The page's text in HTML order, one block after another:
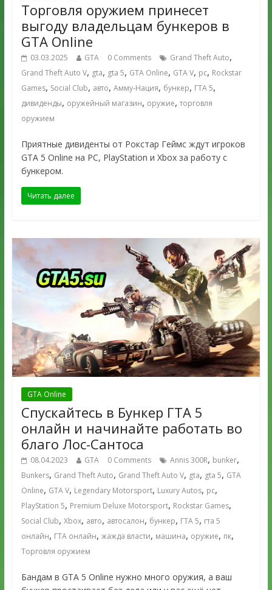
Торговля оружием принесет
выгоду владельцам бункеров в
GTA Online
03.03.2025 GTA 0 Comments Grand Theft Auto,
Grand Theft Auto V, gta, gta 5, GTA Online, GTA V, pc, Rockstar
Games, Social Club, авто, Амму-Нация, бункер, ГТА 5,
дивиденды, оружейный магазин, оружие, торговля
оружием
Приятные дивиденты от Рокстар Геймс ждут игроков
GTA 5 Online на PC, PlayStation и Xbox за работу с
бункером.
Читать далее
GTA Online
Спускайтесь в Бункер ГТА 5
онлайн и начинайте работать во
благо Лос-Сантоса
08.04.2023 GTA 0 Comments Annis 300R, bunker,
Bunkers, Grand Theft Auto, Grand Theft Auto V, gta, gta 5, GTA
Online, GTA V, Legendary Motorsport, Luxury Autos, pc,
PlayStation 5, Premium Deluxe Motorsport, Rockstar Games,
Social Club, Xbox, авто, автосалон, бункер, ГТА 5, гта 5
онлайн, ГТА онлайн, жажда власти, машина, оружие, пк,
Торговля оружием
Бандам в GTA 5 Online нужно много оружия, а ваш